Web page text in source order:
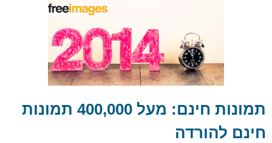
תמונות חינם: מעל 400,000 תמונות
חינם להורדה